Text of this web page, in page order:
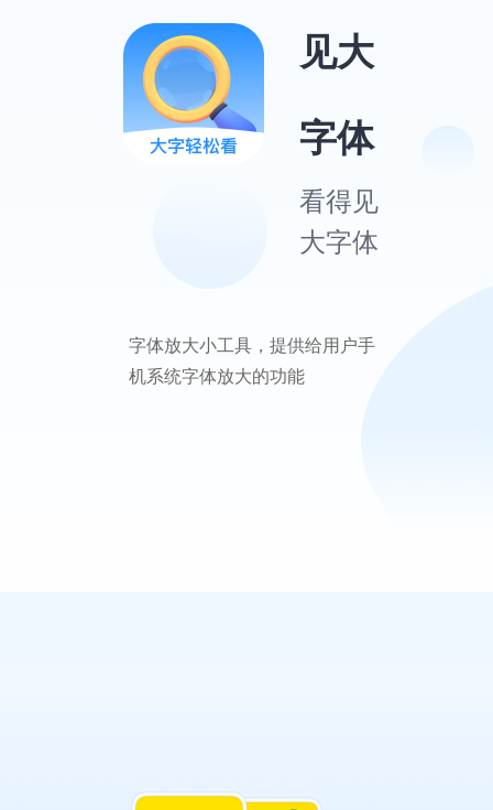
见大
字体
看得见
大字体
字体放大小工具，提供给用户手
机系统字体放大的功能